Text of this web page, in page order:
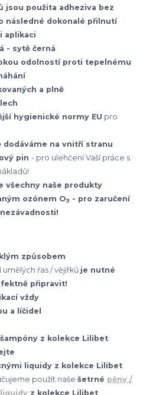
jsou použita adheziva bez
následné dokonalé přilnutí
aplikaci
- sytě černá
odolností proti tepelnému
a plně
hygienické normy EU pro
na vnitří stranu
pin - pro ulehčení Vaší práce s
všechny naše produkty
ozónem O3 - pro zaručení
způsobem
řas / vějířků je nutné
připravit!
vždy
a líčidel
z kolekce Lilibet
liquidy z kolekce Lilibet
použít naše šetrné pěny /
z kolekce Lilibet